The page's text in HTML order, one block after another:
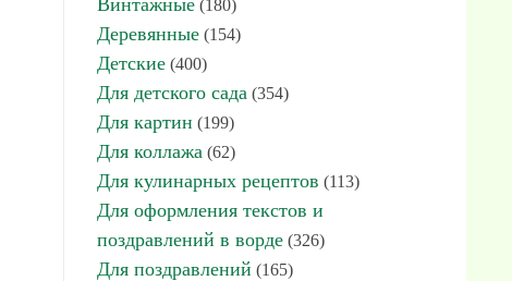
Винтажные (180)
Деревянные (154)
Детские (400)
Для детского сада (354)
Для картин (199)
Для коллажа (62)
Для кулинарных рецептов (113)
Для оформления текстов и
поздравлений в ворде (326)
Для поздравлений (165)